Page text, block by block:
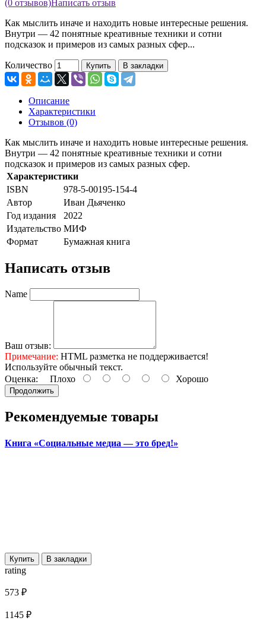
(0 отзывов)Написать отзыв
Как мыслить иначе и находить новые интересные решения.
Внутри — 42 понятные креативные техники и сотни
подсказок и примеров из самых разных сфер...
Количество Купить В закладки
Описание
Характеристики
Отзывов (0)
Как мыслить иначе и находить новые интересные решения.
Внутри — 42 понятные креативные техники и сотни
подсказок и примеров из самых разных сфер.
Характеристики
ISBN
978-5-00195-154-4
Автор
Иван Дьяченко
Год издания
2022
Издательство МИФ
Формат
Бумажная книга
Написать отзыв
Name
Ваш отзыв:
Примечание: HTML разметка не поддерживается!
Используйте обычный текст.
Оценка: Плохо Хорошо
Продолжить
Рекомендуемые товары
Книга «Социальные медиа — это бред!»
Купить В закладки
rating
573 ₽
1145 ₽